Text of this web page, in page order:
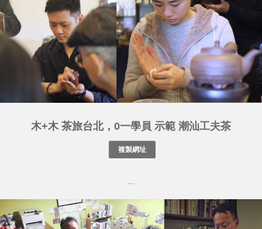
木+木 茶旅台北，0一學員 示範 潮汕工夫茶
....